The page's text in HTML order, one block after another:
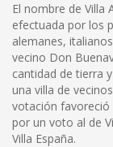
El nombre de Villa
efectuada por los
alemanes,
vecino Don
cantidad de tierra
una villa de
votación favoreció
por un voto al de
Villa España.